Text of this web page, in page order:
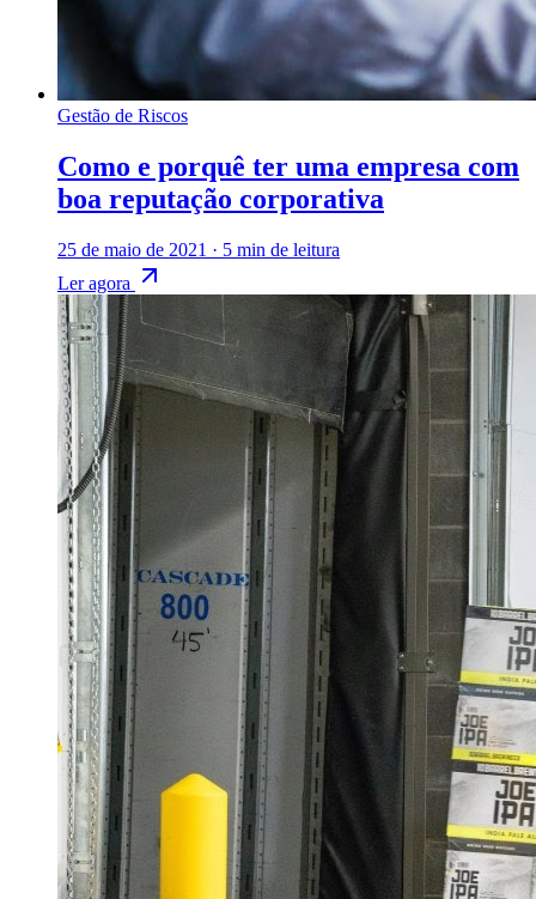
Gestão de Riscos
Como e porquê ter uma empresa com
boa reputação corporativa
25 de maio de 2021 · 5 min de leitura
Ler agora